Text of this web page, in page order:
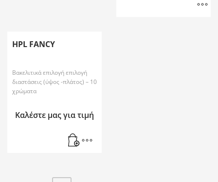
HPL FANCY
Βακελιτικά επιλογή επιλογή
διαστάσεις (ύψος -πλάτος) – 10
χρώματα
Καλέστε μας για τιμή